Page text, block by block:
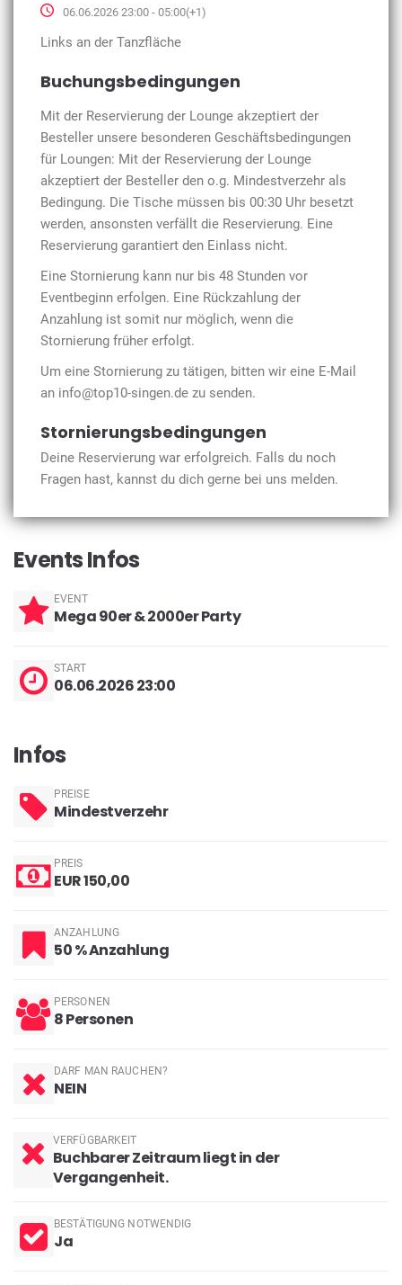
06.06.2026 23:00 - 05:00(+1)
Links an der Tanzfläche
Buchungsbedingungen
Mit der Reservierung der Lounge akzeptiert der
Besteller unsere besonderen Geschäftsbedingungen
für Loungen: Mit der Reservierung der Lounge
akzeptiert der Besteller den o.g. Mindestverzehr als
Bedingung. Die Tische müssen bis 00:30 Uhr besetzt
werden, ansonsten verfällt die Reservierung. Eine
Reservierung garantiert den Einlass nicht.
Eine Stornierung kann nur bis 48 Stunden vor
Eventbeginn erfolgen. Eine Rückzahlung der
Anzahlung ist somit nur möglich, wenn die
Stornierung früher erfolgt.
Um eine Stornierung zu tätigen, bitten wir eine E-Mail
an info@top10-singen.de zu senden.
Stornierungsbedingungen
Deine Reservierung war erfolgreich. Falls du noch
Fragen hast, kannst du dich gerne bei uns melden.
Events Infos
EVENT
Mega 90er & 2000er Party
START
06.06.2026 23:00
Infos
PREISE
Mindestverzehr
PREIS
EUR 150,00
ANZAHLUNG
50 % Anzahlung
PERSONEN
8 Personen
DARF MAN RAUCHEN?
NEIN
VERFÜGBARKEIT
Buchbarer Zeitraum liegt in der
Vergangenheit.
BESTÄTIGUNG NOTWENDIG
Ja